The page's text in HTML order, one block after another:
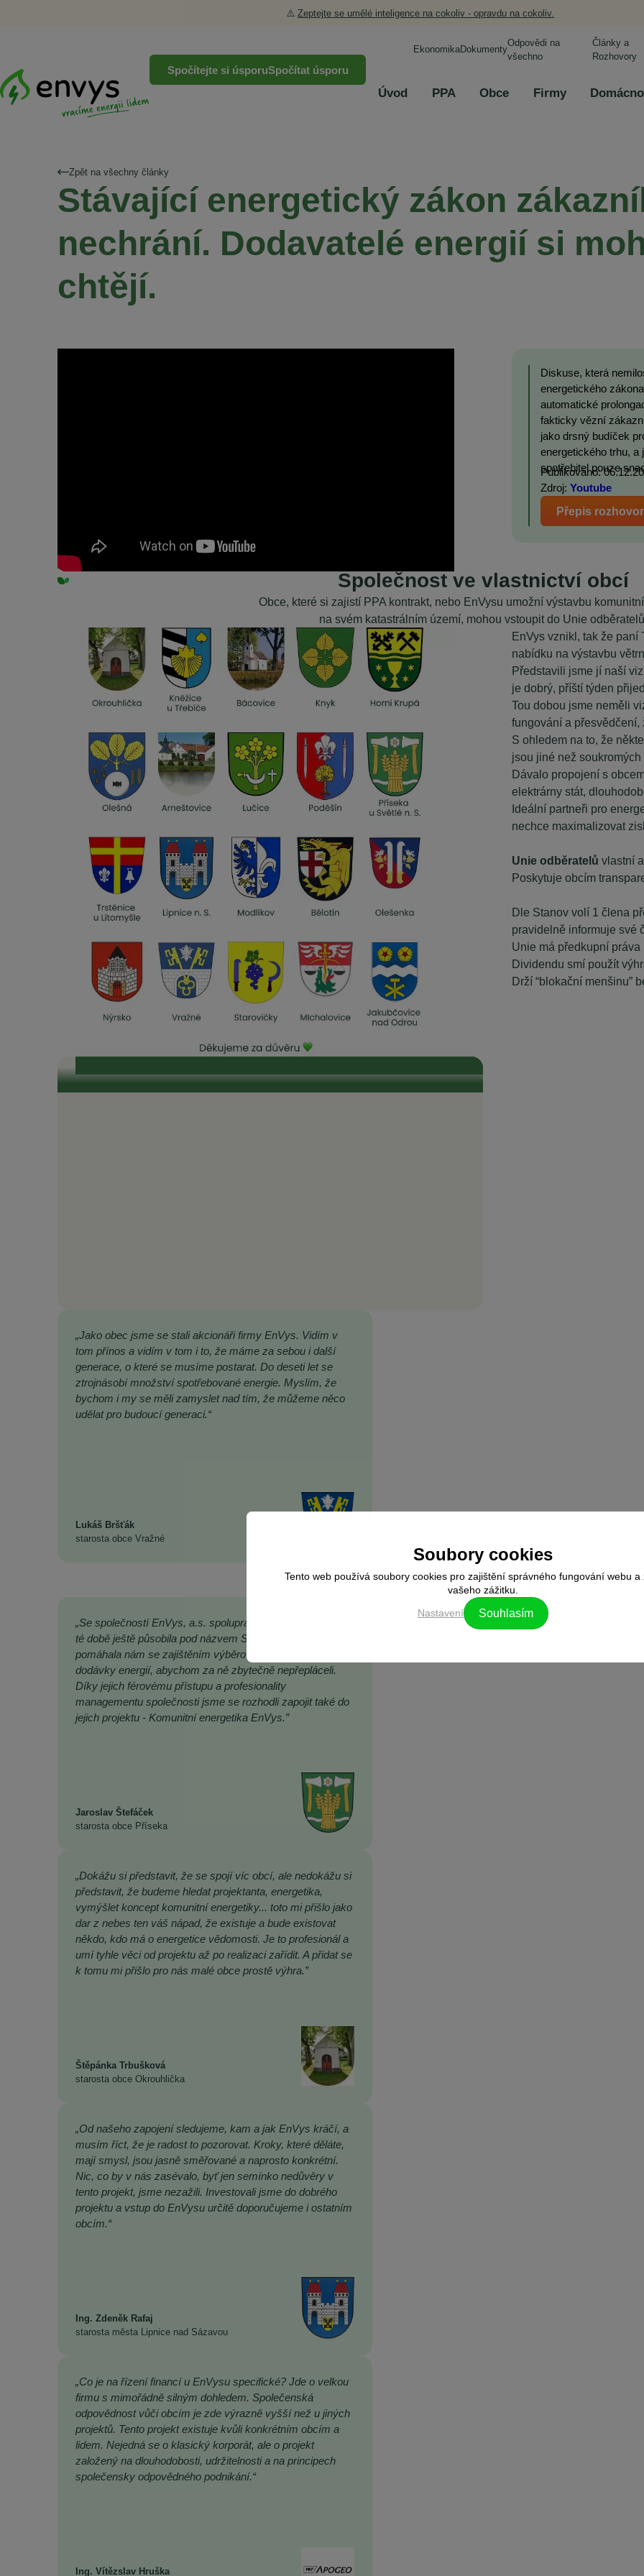
⚠️ Zeptejte se umělé inteligence na cokoliv - opravdu na cokoliv.
Spočítejte si úsporuSpočítat úsporu
EkonomikaDokumenty
Odpovědi na
všechno
Články a
Rozhovory
Úvod PPA Obce Firmy
Zpět na všechny články
Stávající energetický zákon
nechrání. Dodavatelé energií si
chtějí.
Diskuse, která
energetického
automatické
fakticky vězní
jako drsný budíček
energetického trhu,
spotřebitel pouze
Publikováno:
Zdroj:Youtube
Přepis
Společnost ve vlastnictví obcí
Obce, které si zajistí PPA kontrakt, nebo EnVysu umožní výstavbu
na svém katastrálním území, mohou vstoupit do Unie
EnVys vznikl, tak že paní
nabídku na výstavbu
Představili jsme jí naší
je dobrý, příští týden
Tou dobou jsme neměli
fungování a přesvědčení,
S ohledem na to, že
jsou jiné než
Dávalo propojení s
elektrárny stát,
Ideální partneři pro
nechce maximalizovat
Unie odběratelů vlastní
Poskytuje obcím
Dle Stanov volí 1 člena
pravidelně informuje své
Unie má předkupní
Dividendu smí použít
Drží “blokační menšinu”
Se starosty Vysočiny od vzniku komunitní energetiky do současnosti
„Je naším zájmem, aby odběratelé v našich obcích měli také přístup ke komunitní, levné
elektřině.“ „To, čeho si na EnVysu velmi ceníme, je transparentnost. Je tam opravdu všechno
průzračné. Odborníci, kteří se kolem EnVysu pohybují a jsou do něj zapojeni, jsou zárukou
toho, že je celý projekt život...
„Jako obec jsme se stali akcionáři firmy EnVys. Vidím v
tom přínos a vidím v tom i to, že máme za sebou i další
generace, o které se musíme postarat. Do deseti let se
ztrojnásobí množství spotřebované energie. Myslím, že
bychom i my se měli zamyslet nad tím, že můžeme něco
udělat pro budoucí generaci.“
Lukáš Bršťák
starosta obce Vražné
„Se společností EnVys, a.s. spolupracujeme již řadu let. V
té době ještě působila pod názvem SFORP s.r.o. a
pomáhala nám se zajištěním výběrových řízení na
dodávky energií, abychom za ně zbytečně nepřepláceli.
Díky jejich férovému přístupu a profesionality
managementu společnosti jsme se rozhodli zapojit také do
jejich projektu - Komunitní energetika EnVys.”
Jaroslav Štefáček
starosta obce Příseka
„Dokážu si představit, že se spojí víc obcí, ale nedokážu si
představit, že budeme hledat projektanta, energetika,
vymýšlet koncept komunitní energetiky... toto mi přišlo jako
dar z nebes ten váš nápad, že existuje a bude existovat
někdo, kdo má o energetice vědomosti. Je to profesionál a
umí tyhle věci od projektu až po realizaci zařídit. A přidat se
k tomu mi přišlo pro nás malé obce prostě výhra.”
Štěpánka Trbušková
starosta obce Okrouhlička
„Od našeho zapojení sledujeme, kam a jak EnVys kráčí, a
musím říct, že je radost to pozorovat. Kroky, které děláte,
mají smysl, jsou jasně směřované a naprosto konkrétní.
Nic, co by v nás zasévalo, byť jen semínko nedůvěry v
tento projekt, jsme nezažili. Investovali jsme do dobrého
projektu a vstup do EnVysu určitě doporučujeme i ostatním
obcím.“
Ing. Zdeněk Rafaj
starosta města Lipnice nad Sázavou
„Co je na řízení financí u EnVysu specifické? Jde o velkou
firmu s mimořádně silným dohledem. Společenská
odpovědnost vůči obcím je zde výrazně vyšší než u jiných
projektů. Tento projekt existuje kvůli konkrétním obcím a
lidem. Nejedná se o klasický korporát, ale o projekt
založený na dlouhodobosti, udržitelnosti a na principech
společensky odpovědného podnikání.“
Ing. Vítězslav Hruška
Soubory cookies
Tento web používá soubory cookies pro zajištění správného fungování webu a
vašeho zážitku.
Nastavení Souhlasím